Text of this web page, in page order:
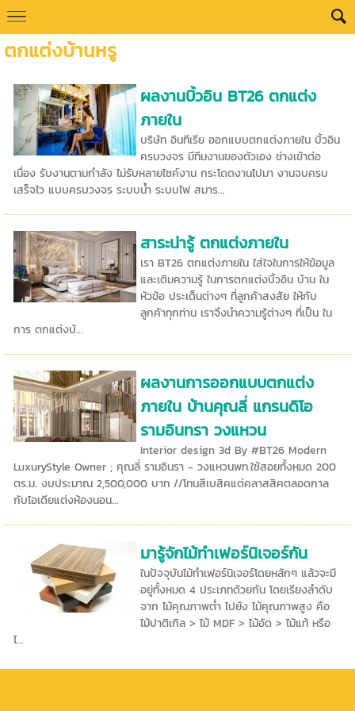
ตกแต่งบ้านหรู
ผลงานบิ้วอิน BT26 ตกแต่ง
ภายใน
บริษัท อินทีเรีย ออกแบบตกแต่งภายใน บิ้วอิน
ครบวงจร มีทีมงานของตัวเอง ช่างเข้าต่อ
เนื่อง รับงานตามกำลัง ไม่รับหลายไซค์งาน กระโดดงานไปมา งานจบครบ
เสร็จไว แบบครบวงจร ระบบน้ำ ระบบไฟ สมาร...
สาระน่ารู้ ตกแต่งภายใน
เรา BT26 ตกแต่งภายใน ใส่ใจในการให้ข้อมูล
และเติมความรู้ ในการตกแต่งบิ้วอิน บ้าน ใน
หัวข้อ ประเด็นต่างๆ ที่ลูกค้าสงสัย ให้กับ
ลูกค้าทุกท่าน เราจึงนำความรู้ต่างๆ ที่เป็น ใน
การ ตกแต่งบ้...
ผลงานการออกแบบตกแต่ง
ภายใน บ้านคุณลี่ แกรนดิโอ
รามอินทรา วงแหวน
Interior design 3d By #BT26 Modern
LuxuryStyle Owner ; คุณลี่ รามอินรา - วงแหวนพท.ใช้สอยทั้งหมด 200
ตร.ม. งบประมาณ 2,500,000 บาท //โทนสีเบสิคแต่คลาสสิคตลอดกาล
กับไอเดียแต่งห้องนอน...
มารู้จักไม้ทำเฟอร์นิเจอร์กัน
ในปัจจุบันไม้ทำเฟอร์นิเจอร์โดยหลักๆ แล้วจะมี
อยู่ทั้งหมด 4 ประเภทด้วยกัน โดยเรียงลำดับ
จาก ไม้คุณภาพต่ำ ไปยัง ไม้คุณภาพสูง คือ
ไม้ปาติเกิล > ไม้ MDF > ไม้อัด > ไม้แท้ หรือ
ไ...